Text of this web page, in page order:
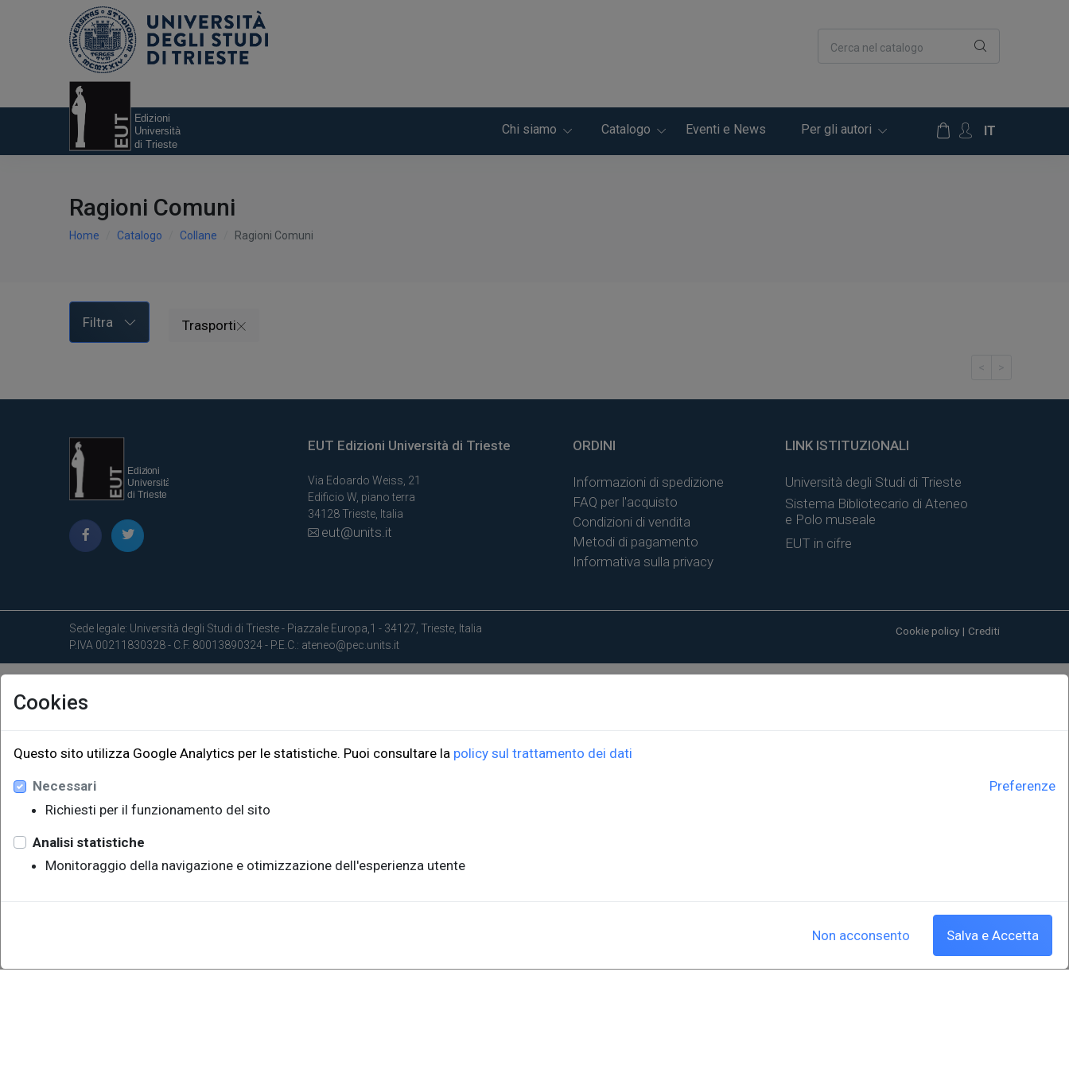
Cerca nel catalogo
Chi siamo Catalogo Eventi e News Per gli autori IT
Ragioni Comuni
Home Catalogo Collane Ragioni Comuni
Filtra Trasporti
< >
EUT Edizioni Università di Trieste
Via Edoardo Weiss, 21
Edificio W, piano terra
34128 Trieste, Italia
eut@units.it
ORDINI
Informazioni di spedizione
FAQ per l'acquisto
Condizioni di vendita
Metodi di pagamento
Informativa sulla privacy
LINK ISTITUZIONALI
Università degli Studi di Trieste
Sistema Bibliotecario di Ateneo
e Polo museale
EUT in cifre
Sede legale: Università degli Studi di Trieste - Piazzale Europa,1 - 34127, Trieste, Italia
P.IVA 00211830328 - C.F. 80013890324 - P.E.C.: ateneo@pec.units.it
Cookie policy | Crediti
Cookies
Questo sito utilizza Google Analytics per le statistiche. Puoi consultare la policy sul trattamento dei dati
Preferenze
Necessari
Richiesti per il funzionamento del sito
Analisi statistiche
Monitoraggio della navigazione e otimizzazione dell'esperienza utente
Non acconsento Salva e Accetta